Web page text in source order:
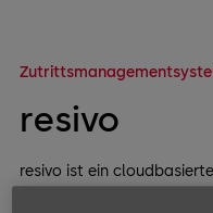
resivo
resivo ist ein